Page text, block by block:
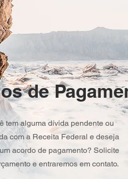
de
tem alguma dívida pendente ou
com a Receita Federal e deseja
acordo de pagamento? Solicite
e entraremos em contato.